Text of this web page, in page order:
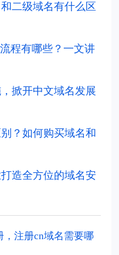
二级域名有什么区
程有哪些？一文讲
掀开中文域名发展
？如何购买域名和
造全方位的域名安
，注册cn域名需要哪